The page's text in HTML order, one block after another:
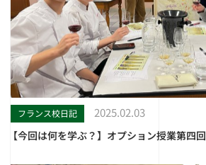
フランス校日記 2025.02.03
【今回は何を学ぶ？】オプション授業第四回